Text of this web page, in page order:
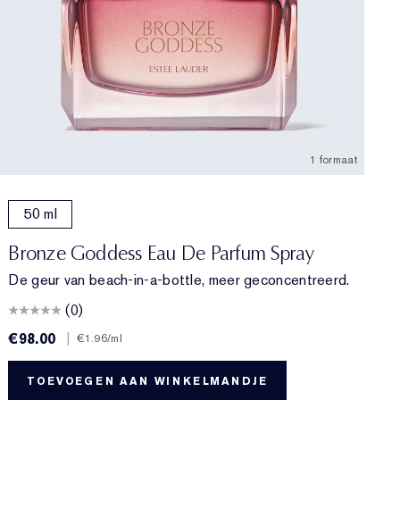
1 formaat
50 ml
Bronze Goddess Eau De Parfum Spray
De geur van beach-in-a-bottle, meer geconcentreerd.
(0)
€98.00
€1.96/ml
TOEVOEGEN AAN WINKELMANDJE